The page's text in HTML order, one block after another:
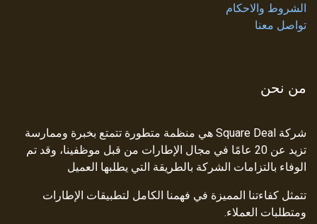
الشروط والاحكام
تواصل معنا
من نحن
شركة Square Deal هي منظمة متطورة تتمتع بخبرة وممارسة
تزيد عن 20 عامًا في مجال الإطارات من قبل موظفينا، وقد تم
الوفاء بالتزامات الشركة بالطريقة التي يطلبها العميل
تتمثل كفاءتنا المميزة في فهمنا الكامل لتطبيقات الإطارات
ومتطلبات العملاء.